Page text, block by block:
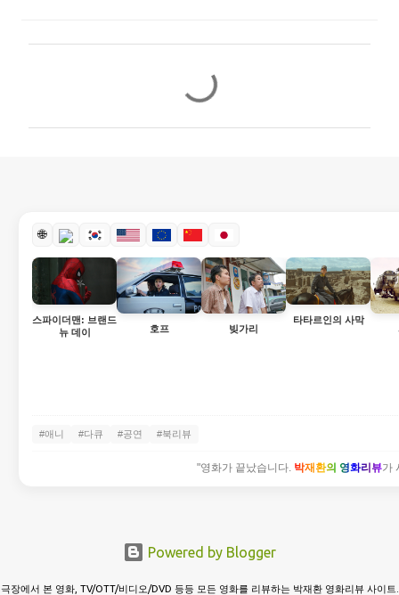
🌐
스파이더맨: 브랜드
뉴 데이
호프 빚가리
타타르인의 사막
#애니 #다큐 #공연 #북리뷰
"영화가 끝났습니다. 박재환의 영화리뷰가
Powered by Blogger
극장에서 본 영화, TV/OTT/비디오/DVD 등등 모든 영화를 리뷰하는 박재환 영화리뷰 사이트.